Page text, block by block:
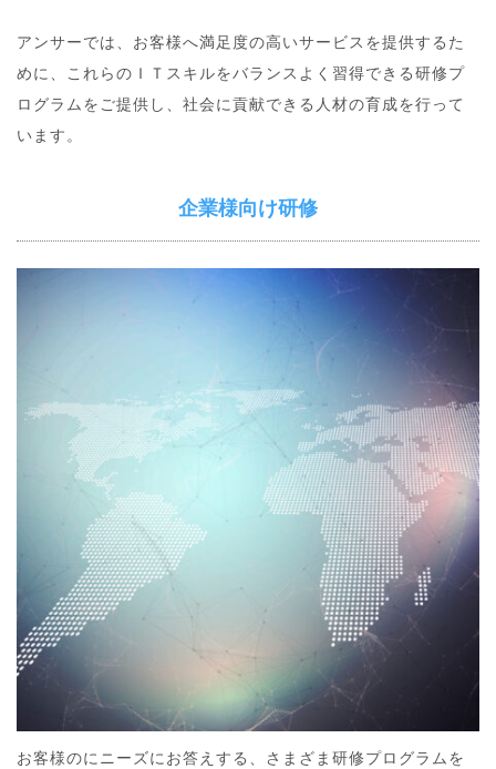
アンサーでは、お客様へ満足度の高いサービスを提供するた
めに、これらのＩＴスキルをバランスよく習得できる研修プ
ログラムをご提供し、社会に貢献できる人材の育成を行って
います。
企業様向け研修
お客様のにニーズにお答えする、さまざま研修プログラムを